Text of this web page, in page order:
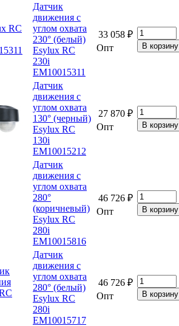
Датчик
движения с
углом охвата
230° (белый)
Esylux RC
230i
EM10015311
33 058 ₽
Опт
Датчик
движения с
углом охвата
130° (черный)
Esylux RC
130i
EM10015212
27 870 ₽
Опт
Датчик
движения с
углом охвата
280°
(коричневый)
Esylux RC
280i
EM10015816
46 726 ₽
Опт
Датчик
движения с
углом охвата
280° (белый)
Esylux RC
280i
EM10015717
46 726 ₽
Опт